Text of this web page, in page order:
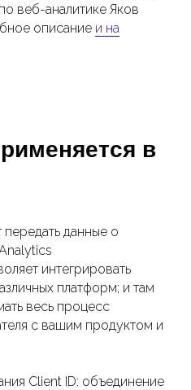
веб-аналитике Яков
описание и на
в
передать данные о
интегрировать
платформ; и там
весь процесс
с вашим продуктом и
Client ID: объединение